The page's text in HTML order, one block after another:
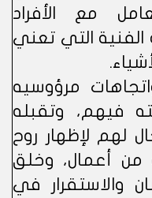
مع الأفراد
التي تعني
مرؤوسيه
فيهم، وتقبله
لهم لإظهار روح
من أعمال، وخلق
والاستقرار في